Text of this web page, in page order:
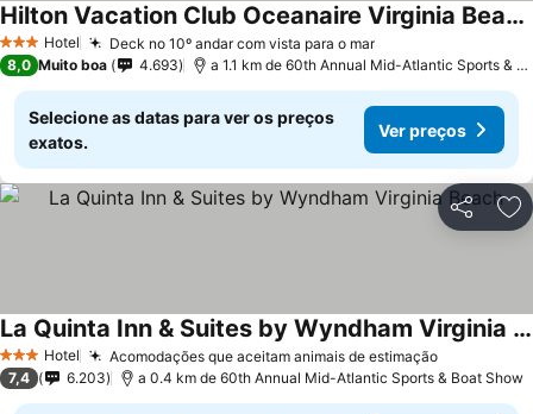
3 EstrelasHotel Deck no 10º andar com vista para o mar
Hilton Vacation Club Oceanaire Virginia Beach
8,0 Muito boa 4.693 a 1.1 km de 60th Annual Mid-Atlantic Sports & Boat Show
Selecione as datas para ver os preços
exatos.
Ver preços
Partilhar
3 EstrelasHotel Acomodações que aceitam animais de estimação
La Quinta Inn & Suites by Wyndham Virginia Beach
7,4 6.203 a 0.4 km de 60th Annual Mid-Atlantic Sports & Boat Show